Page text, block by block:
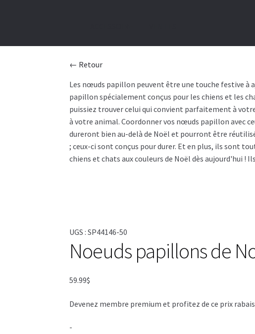
← Retour
Les nœuds papillon peuvent être une touche festive à
papillon spécialement conçus pour les chiens et les
puissiez trouver celui qui convient parfaitement à
à votre animal. Coordonner vos nœuds papillon avec
dureront bien au-delà de Noël et pourront être
; ceux-ci sont conçus pour durer. Et en plus, ils sont
chiens et chats aux couleurs de Noël dès aujourd'hui !
UGS :SP44146-50
Noeuds papillons de
59.99$
Devenez membre premium et profitez de ce prix rabais
-